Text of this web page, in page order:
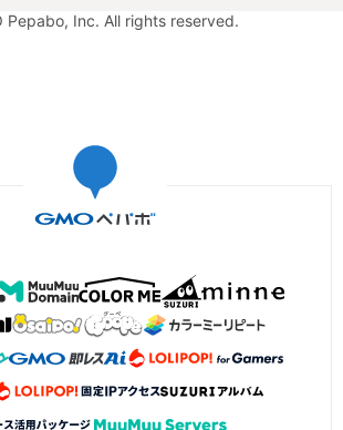
Pepabo, Inc. All rights reserved.